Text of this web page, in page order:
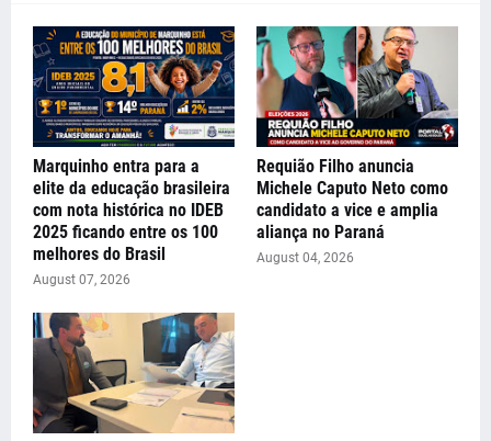
Marquinho entra para a
elite da educação brasileira
com nota histórica no IDEB
2025 ficando entre os 100
melhores do Brasil
August 07, 2026
Requião Filho anuncia
Michele Caputo Neto como
candidato a vice e amplia
aliança no Paraná
August 04, 2026